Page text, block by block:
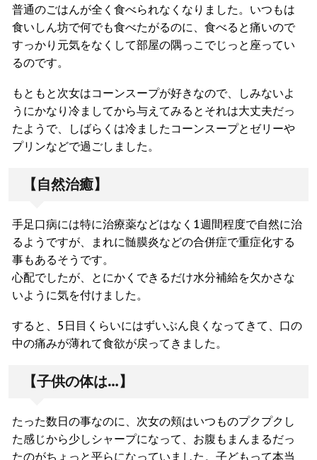
普通のごはんが全く食べられなくなりました。いつもは
食いしん坊で何でも食べたがるのに、食べると痛いので
すっかり元気をなくして部屋の隅っこでじっと座ってい
るのです。
もともと次女はコーンスープが好きなので、しみないよ
うにかなり冷ましてから与えてみるとそれは大丈夫だっ
たようで、しばらくは冷ましたコーンスープとゼリーや
プリンなどで過ごしました。
【自然治癒】
手足口病には特に治療薬などはなく1週間程度で自然に治
るようですが、まれに髄膜炎などの合併症で重症化する
事もあるそうです。
心配でしたが、とにかくできるだけ水分補給を欠かさな
いように気を付けました。
すると、5日目くらいにはずいぶん良くなってきて、口の
中の痛みが薄れて食欲が戻ってきました。
【子供の体は…】
たった数日の事なのに、次女の頬はいつものプクプクし
た感じから少しシャープになって、お腹もまんまるだっ
たのがちょっと平らになっていました。子どもって本当